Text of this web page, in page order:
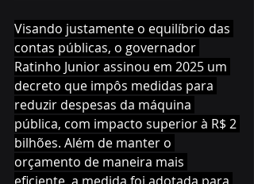
Visando justamente o equilíbrio das
contas públicas, o governador
Ratinho Junior assinou em 2025 um
decreto que impôs medidas para
reduzir despesas da máquina
pública, com impacto superior à R$ 2
bilhões. Além de manter o
orçamento de maneira mais